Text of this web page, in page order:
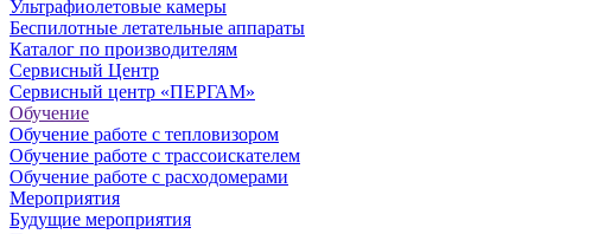
Ультрафиолетовые камеры
Беспилотные летательные аппараты
Каталог по производителям
Сервисный Центр
Сервисный центр «ПЕРГАМ»
Обучение
Обучение работе с тепловизором
Обучение работе с трассоискателем
Обучение работе с расходомерами
Мероприятия
Будущие мероприятия